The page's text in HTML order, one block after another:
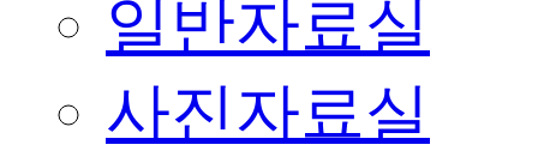
일반자료실
사진자료실